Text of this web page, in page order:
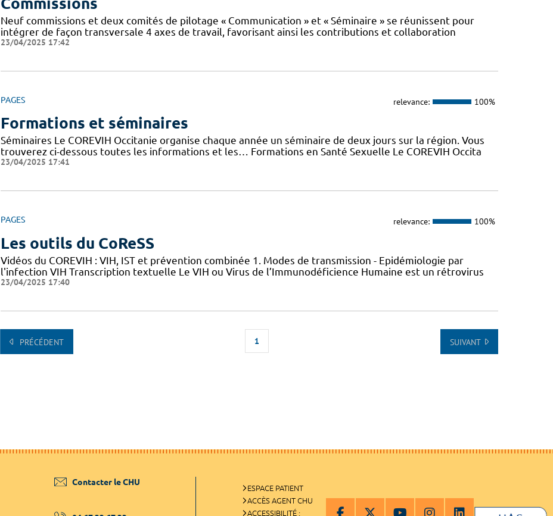
Neuf commissions et deux comités de pilotage « Communication » et « Séminaire » se réunissent pour
intégrer de façon transversale 4 axes de travail, favorisant ainsi les contributions et collaboration
23/04/2025 17:42
PAGES relevance: 100%
Formations et séminaires
Séminaires Le COREVIH Occitanie organise chaque année un séminaire de deux jours sur la région. Vous
trouverez ci-dessous toutes les informations et les… Formations en Santé Sexuelle Le COREVIH Occita
23/04/2025 17:41
PAGES relevance: 100%
Les outils du CoReSS
Vidéos du COREVIH : VIH, IST et prévention combinée 1. Modes de transmission - Epidémiologie par
l'infection VIH Transcription textuelle Le VIH ou Virus de l’Immunodéficience Humaine est un rétrovirus
23/04/2025 17:40
PRÉCÉDENT 1 SUIVANT
Contacter le CHU
ESPACE PATIENT
ACCÈS AGENT CHU
ACCESSIBILITÉ :